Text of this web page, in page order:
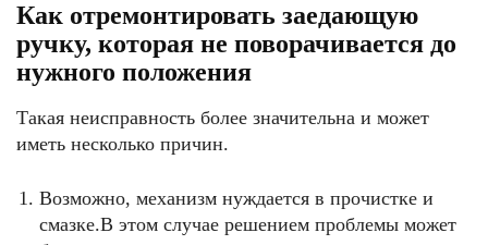
Как отремонтировать заедающую
ручку, которая не поворачивается до
нужного положения
Такая неисправность более значительна и может
иметь несколько причин.
Возможно, механизм нуждается в прочистке и
смазке.В этом случае решением проблемы может